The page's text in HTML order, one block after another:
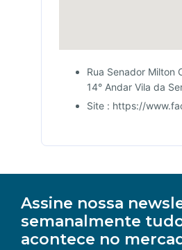
Rua Senador Milton
14° Andar Vila da
Site : https://
Assine nossa
semanalmente
acontece no